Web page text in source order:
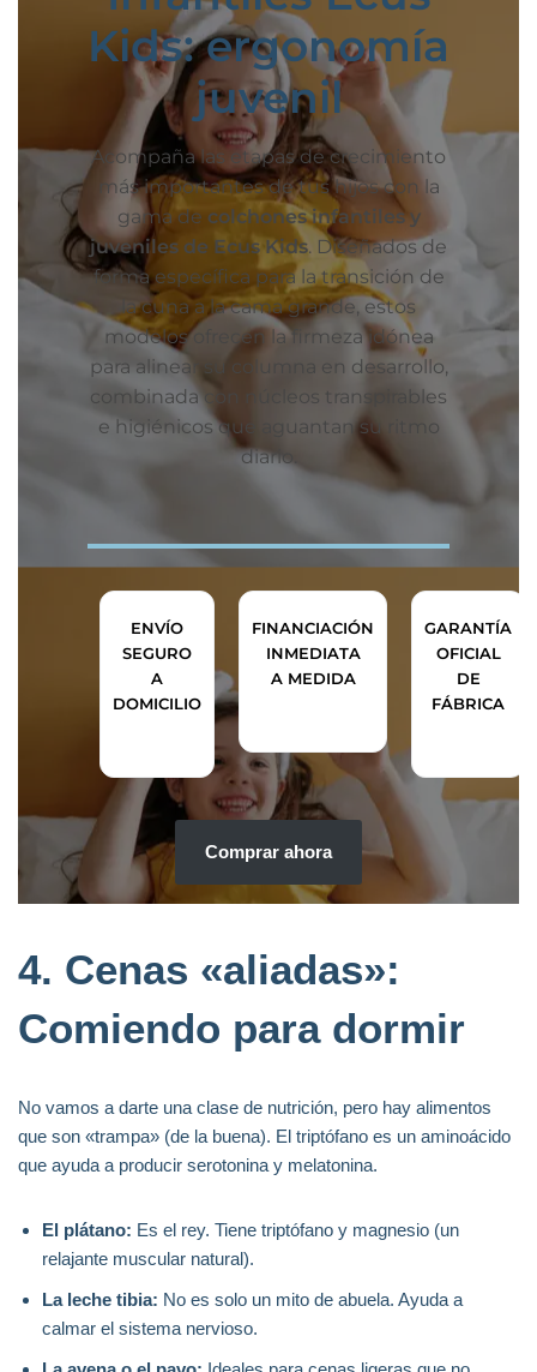
Kids: ergonomía
juvenil
Acompaña las etapas de crecimiento
más importantes de tus hijos con la
gama de colchones infantiles y
juveniles de Ecus Kids. Diseñados de
forma específica para la transición de
la cuna a la cama grande, estos
modelos ofrecen la firmeza idónea
para alinear su columna en desarrollo,
combinada con núcleos transpirables
e higiénicos que aguantan su ritmo
diario.
ENVÍO
SEGURO
A
DOMICILIO
FINANCIACIÓN
INMEDIATA
A MEDIDA
GARANTÍA
OFICIAL
DE
FÁBRICA
Comprar ahora
4. Cenas «aliadas»:
Comiendo para dormir
No vamos a darte una clase de nutrición, pero hay alimentos
que son «trampa» (de la buena). El triptófano es un aminoácido
que ayuda a producir serotonina y melatonina.
El plátano: Es el rey. Tiene triptófano y magnesio (un
relajante muscular natural).
La leche tibia: No es solo un mito de abuela. Ayuda a
calmar el sistema nervioso.